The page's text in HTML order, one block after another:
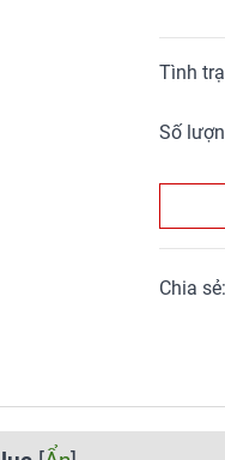
Tình
Số
Chia sẻ: